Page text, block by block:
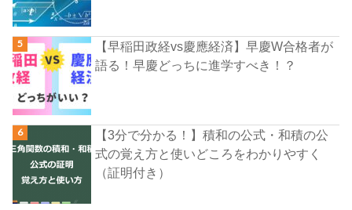
【早稲田政経vs慶應経済】早慶W合格者が
語る！早慶どっちに進学すべき！？
【3分で分かる！】積和の公式・和積の公
式の覚え方と使いどころをわかりやすく
（証明付き）